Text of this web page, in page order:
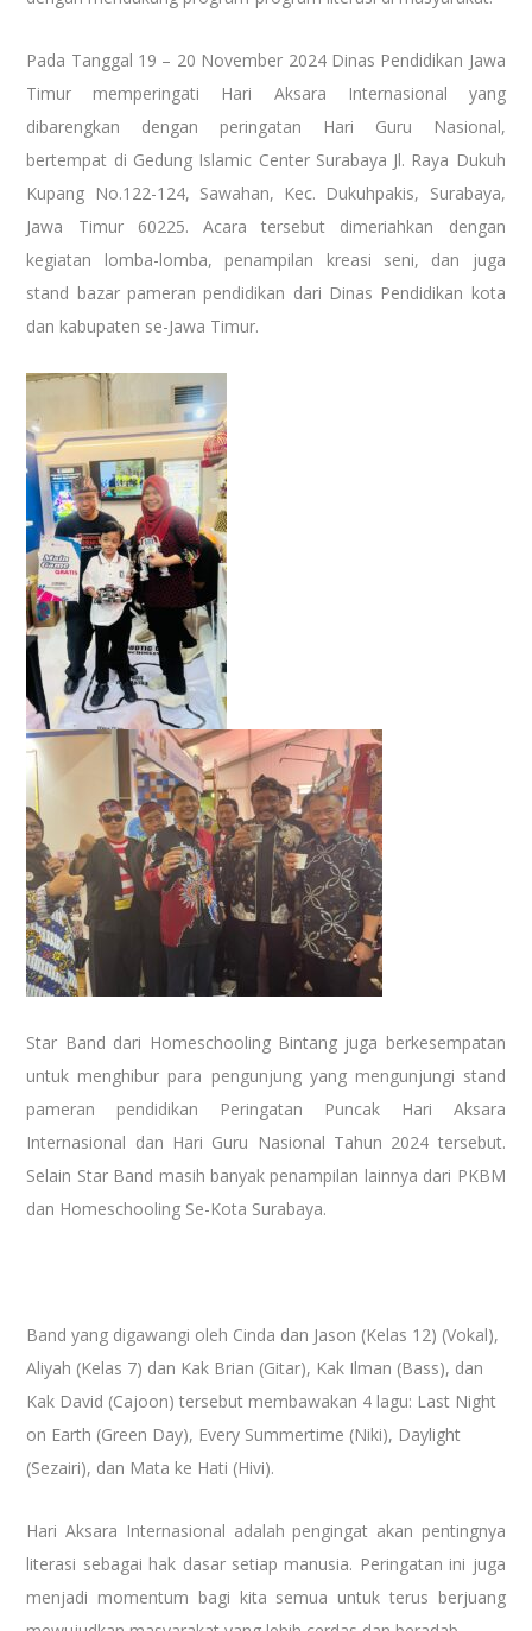
Pada Tanggal 19 – 20 November 2024 Dinas Pendidikan Jawa
Timur memperingati Hari Aksara Internasional yang
dibarengkan dengan peringatan Hari Guru Nasional,
bertempat di Gedung Islamic Center Surabaya Jl. Raya Dukuh
Kupang No.122-124, Sawahan, Kec. Dukuhpakis, Surabaya,
Jawa Timur 60225. Acara tersebut dimeriahkan dengan
kegiatan lomba-lomba, penampilan kreasi seni, dan juga
stand bazar pameran pendidikan dari Dinas Pendidikan kota
dan kabupaten se-Jawa Timur.
Star Band dari Homeschooling Bintang juga berkesempatan
untuk menghibur para pengunjung yang mengunjungi stand
pameran pendidikan Peringatan Puncak Hari Aksara
Internasional dan Hari Guru Nasional Tahun 2024 tersebut.
Selain Star Band masih banyak penampilan lainnya dari PKBM
dan Homeschooling Se-Kota Surabaya.
Band yang digawangi oleh Cinda dan Jason (Kelas 12) (Vokal),
Aliyah (Kelas 7) dan Kak Brian (Gitar), Kak Ilman (Bass), dan
Kak David (Cajoon) tersebut membawakan 4 lagu: Last Night
on Earth (Green Day), Every Summertime (Niki), Daylight
(Sezairi), dan Mata ke Hati (Hivi).
Hari Aksara Internasional adalah pengingat akan pentingnya
literasi sebagai hak dasar setiap manusia. Peringatan ini juga
menjadi momentum bagi kita semua untuk terus berjuang